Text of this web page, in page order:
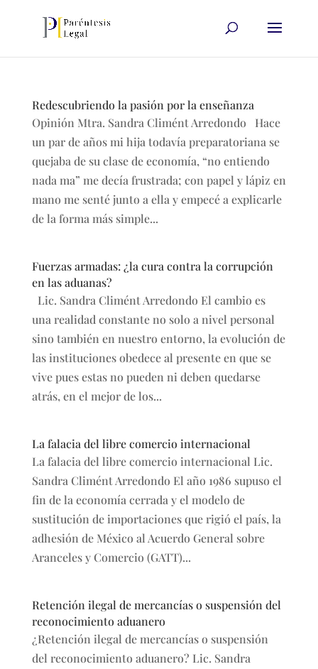
Redescubriendo la pasión por la enseñanza
Opinión Mtra. Sandra Climént Arredondo Hace
un par de años mi hija todavía preparatoriana se
quejaba de su clase de economía, “no entiendo
nada ma” me decía frustrada; con papel y lápiz en
mano me senté junto a ella y empecé a explicarle
de la forma más simple...
Fuerzas armadas: ¿la cura contra la corrupción
en las aduanas?
Lic. Sandra Climént Arredondo El cambio es
una realidad constante no solo a nivel personal
sino también en nuestro entorno, la evolución de
las instituciones obedece al presente en que se
vive pues estas no pueden ni deben quedarse
atrás, en el mejor de los...
La falacia del libre comercio internacional
La falacia del libre comercio internacional Lic.
Sandra Climént Arredondo El año 1986 supuso el
fin de la economía cerrada y el modelo de
sustitución de importaciones que rigió el país, la
adhesión de México al Acuerdo General sobre
Aranceles y Comercio (GATT)...
Retención ilegal de mercancías o suspensión del
reconocimiento aduanero
¿Retención ilegal de mercancías o suspensión
del reconocimiento aduanero? Lic. Sandra